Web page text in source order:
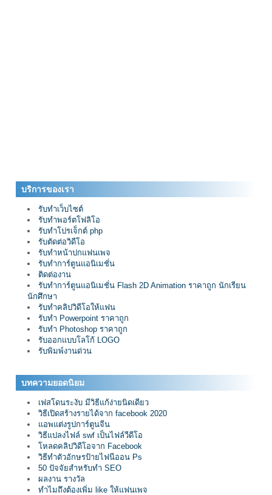
บริการของเรา
รับทำเว็บไซต์
รับทำพอร์ตโฟลิโอ
รับทำโปรเจ็กต์ php
รับตัดต่อวิดีโอ
รับทำหน้าปกแฟนเพจ
รับทำการ์ตูนแอนิเมชั่น
ติดต่องาน
รับทำการ์ตูนแอนิเมชั่น Flash 2D Animation ราคาถูก นักเรียน
นักศึกษา
รับทำคลิปวิดีโอให้แฟน
รับทำ Powerpoint ราคาถูก
รับทำ Photoshop ราคาถูก
รับออกแบบโลโก้ LOGO
รับพิมพ์งานด่วน
บทความยอดนิยม
เฟสโดนระงับ มีวิธีแก้ง่ายนิดเดียว
วิธีเปิดสร้างรายได้จาก facebook 2020
แอพแต่งรูปการ์ตูนจีน
วิธีแปลงไฟล์ swf เป็นไฟล์วีดีโอ
โหลดคลิปวิดีโอจาก Facebook
วิธีทำตัวอักษรป้ายไฟนีออน Ps
50 ปัจจัยสำหรับทำ SEO
ผลงาน รางวัล
ทำไมถึงต้องเพิ่ม like ให้แฟนเพจ